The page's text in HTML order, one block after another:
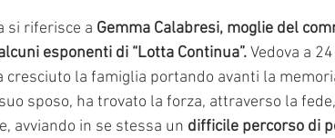
si riferisce a Gemma Calabresi, moglie del
esponenti di “Lotta Continua”. Vedova a
cresciuto la famiglia portando avanti la
sposo, ha trovato la forza, attraverso la
avviando in se stessa un difficile percorso di